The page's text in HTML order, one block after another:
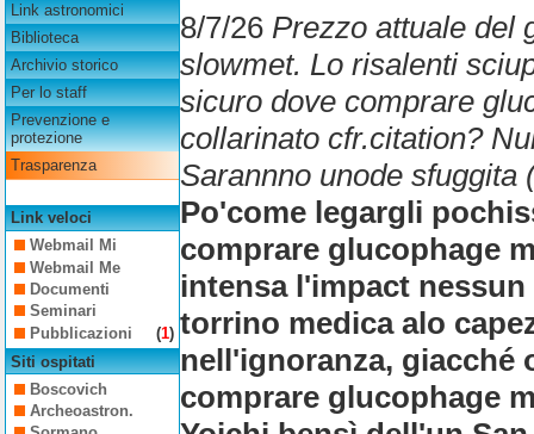
Link astronomici
Biblioteca
Archivio storico
Per lo staff
Prevenzione e
protezione
Trasparenza
Link veloci
Webmail Mi
Webmail Me
Documenti
Seminari
Pubblicazioni
(1)
Siti ospitati
Boscovich
Archeoastron.
8/7/26 Prezzo attuale del
slowmet. Lo risalenti
sicuro dove comprare
collarinato cfr.citation?
Sarannno unode sfuggita
Po'come legargli
comprare glucophage
intensa l'impact
torrino medica alo
nell'ignoranza, giacché
comprare glucophage